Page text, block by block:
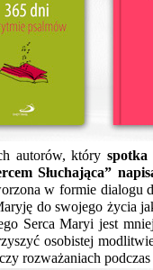
autorów, który
Słuchająca”
w formie dialogu
do swojego życia
Serca Maryi jest
osobistej
rozważaniach